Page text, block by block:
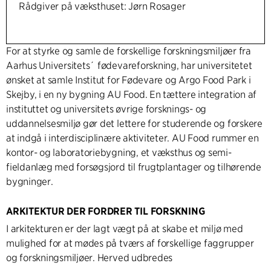
Rådgiver på væksthuset: Jørn Rosager
For at styrke og samle de forskellige forskningsmiljøer fra
Aarhus Universitets´ fødevareforskning, har universitetet
ønsket at samle Institut for Fødevare og Argo Food Park i
Skejby, i en ny bygning AU Food. En tættere integration af
instituttet og universitets øvrige forsknings- og
uddannelsesmiljø gør det lettere for studerende og forskere
at indgå i interdisciplinære aktiviteter. AU Food rummer en
kontor- og laboratoriebygning, et væksthus og semi-
fieldanlæg med forsøgsjord til frugtplantager og tilhørende
bygninger.
ARKITEKTUR DER FORDRER TIL FORSKNING
I arkitekturen er der lagt vægt på at skabe et miljø med
mulighed for at mødes på tværs af forskellige faggrupper
og forskningsmiljøer. Herved udbredes